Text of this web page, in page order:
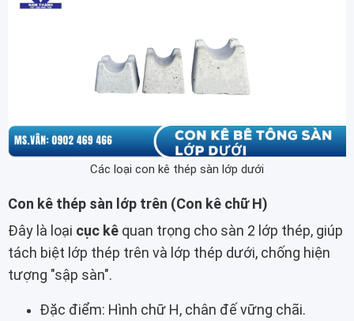
Các loại con kê thép sàn lớp dưới
Con kê thép sàn lớp trên (Con kê chữ H)
Đây là loại cục kê quan trọng cho sàn 2 lớp thép, giúp
tách biệt lớp thép trên và lớp thép dưới, chống hiện
tượng "sập sàn".
Đặc điểm: Hình chữ H, chân đế vững chãi.